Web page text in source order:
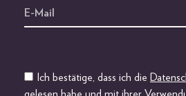
Ich bestätige, dass ich die